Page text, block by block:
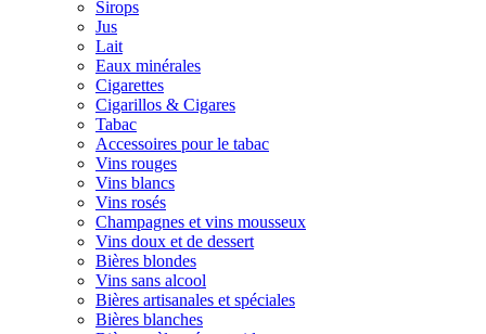
Sirops
Jus
Lait
Eaux minérales
Cigarettes
Cigarillos & Cigares
Tabac
Accessoires pour le tabac
Vins rouges
Vins blancs
Vins rosés
Champagnes et vins mousseux
Vins doux et de dessert
Bières blondes
Vins sans alcool
Bières artisanales et spéciales
Bières blanches